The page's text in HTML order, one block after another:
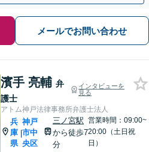
メールでお問い合わせ
濱手 亮輔 弁
護士
インタビューを
見る
アトム神戸法律事務所弁護士法人
兵
庫
県
|
神戸
市中
央区
三ノ宮駅
から徒歩7
分
営業時間：09:00~
20:00（土日祝
日）